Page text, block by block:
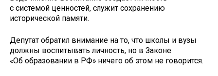
с системой ценностей, служит сохранению
исторической памяти.
Депутат обратил внимание на то, что школы и вузы
должны воспитывать личность, но в Законе
«Об образовании в РФ» ничего об этом не говорится.